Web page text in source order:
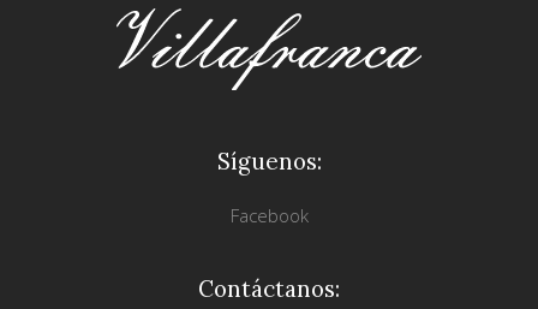
Síguenos:
Facebook
Contáctanos: